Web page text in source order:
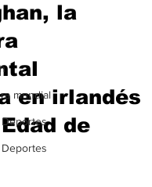
mundial
la
en irlandés
de